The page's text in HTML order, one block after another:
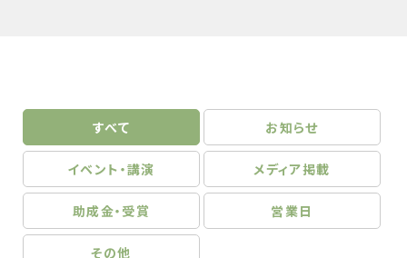
すべて お知らせ
イベント・講演 メディア掲載
助成金・受賞 営業日
その他